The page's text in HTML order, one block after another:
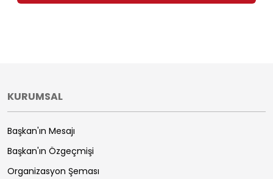
KURUMSAL
Başkan'ın Mesajı
Başkan'ın Özgeçmişi
Organizasyon Şeması